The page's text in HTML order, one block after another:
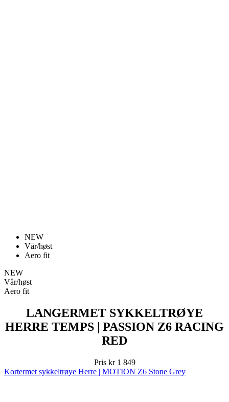
NEW
Vår/høst
Aero fit
NEW
Vår/høst
Aero fit
LANGERMET SYKKELTRØYE
HERRE TEMPS | PASSION Z6 RACING
RED
Priskr 1 849
Kortermet sykkeltrøye Herre | MOTION Z6 Stone Grey